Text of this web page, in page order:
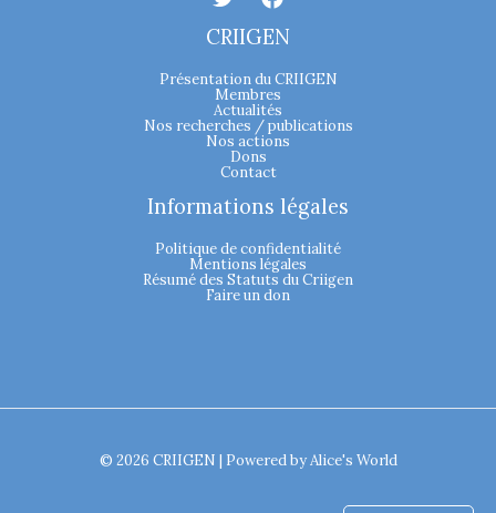
CRIIGEN
Présentation du CRIIGEN
Membres
Actualités
Nos recherches / publications
Nos actions
Dons
Contact
Informations légales
Politique de confidentialité
Mentions légales
Résumé des Statuts du Criigen
Faire un don
© 2026 CRIIGEN | Powered byAlice's World